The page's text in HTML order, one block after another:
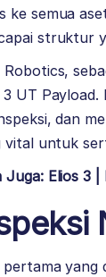
ke semua
struktur
Robotics,
3 UT Payload.
dan
vital untuk
Juga: Elios 3
yang